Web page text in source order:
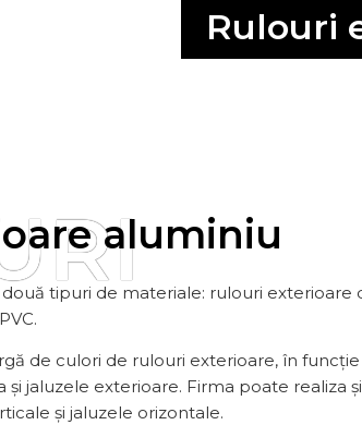
Rulouri
aluminiu
tipuri de materiale: rulouri exterioare
de culori de rulouri exterioare, în
jaluzele exterioare. Firma poate realiza și
și jaluzele orizontale.